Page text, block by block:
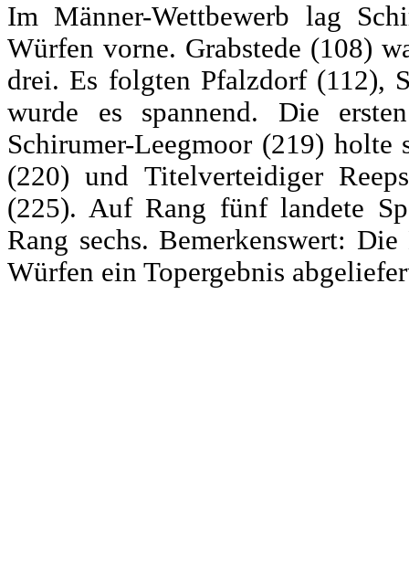
Im Männer-Wettbewerb lag
Würfen vorne. Grabstede (108)
drei. Es folgten Pfalzdorf (112),
wurde es spannend. Die
Schirumer-Leegmoor (219)
(220) und Titelverteidiger
(225). Auf Rang fünf landete
Rang sechs. Bemerkenswert:
Würfen ein Topergebnis